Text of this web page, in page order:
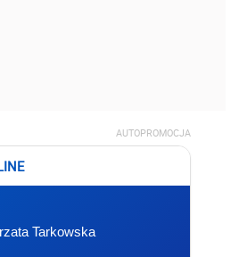
AUTOPROMOCJA
Tarkowska